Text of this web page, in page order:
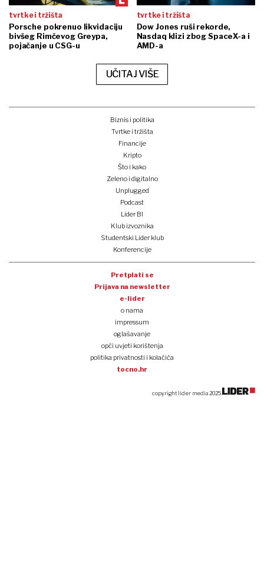
tvrtke i tržišta
Porsche pokrenuo likvidaciju
bivšeg Rimčevog Greypa,
pojačanje u CSG-u
tvrtke i tržišta
Dow Jones ruši rekorde,
Nasdaq klizi zbog SpaceX-a i
AMD-a
UČITAJ VIŠE
Biznis i politika
Tvrtke i tržišta
Financije
Kripto
Što i kako
Zeleno i digitalno
Unplugged
Podcast
Lider BI
Klub izvoznika
Studentski Lider klub
Konferencije
Pretplati se
Prijava na newsletter
e-lider
o nama
impressum
oglašavanje
opći uvjeti korištenja
politika privatnosti i kolačića
tocno.hr
copyright lider media 2025.